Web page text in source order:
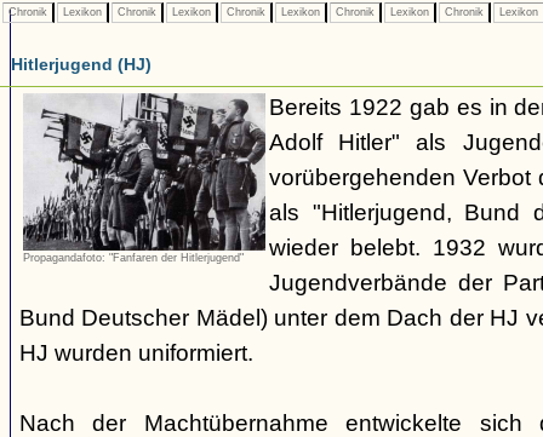
Chronik Lexikon Chronik Lexikon Chronik Lexikon Chronik Lexikon Chronik Lexikon
Hitlerjugend (HJ)
Propagandafoto: "Fanfaren der Hitlerjugend"
Bereits 1922 gab es in
Adolf Hitler" als
vorübergehenden Verbot
als "Hitlerjugend, Bund
wieder belebt. 1932
Jugendverbände der
Bund Deutscher Mädel) unter dem Dach der HJ
HJ wurden uniformiert.
Nach der Machtübernahme entwickelte